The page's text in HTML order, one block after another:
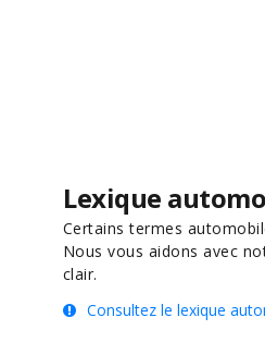
Lexique
Certains termes
Nous vous aidons avec
clair.
Consultez le lexique